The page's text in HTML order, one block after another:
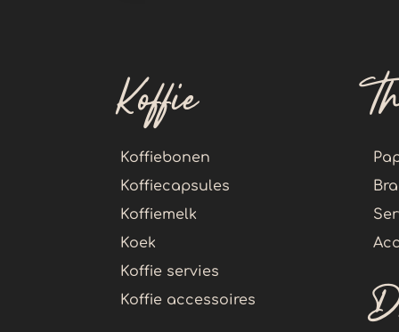
Koffie
Koffiebonen
Koffiecapsules
Koffiemelk
Koek
Koffie servies
Koffie accessoires